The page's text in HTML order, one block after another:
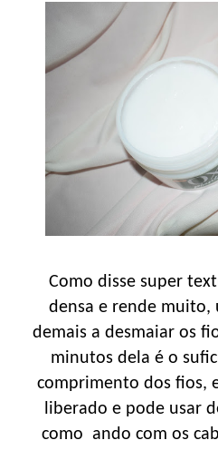
Como disse super
densa e rende muito,
demais a desmaiar os
minutos dela é o
comprimento dos fios,
liberado e pode usar
como ando com os